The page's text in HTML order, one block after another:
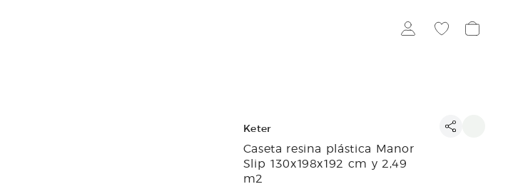
Keter
Caseta resina plástica Manor
Slip 130x198x192 cm y 2,49
m2